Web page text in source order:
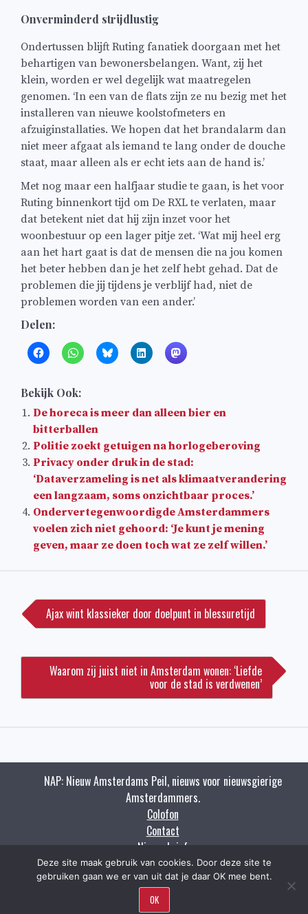
Onverminderd strijdlustig
Ondertussen blijft Ruting fanatiek doorgaan met het
behartigen van bewonersbelangen. Want, zij het
klein, worden er wel degelijk wat maatregelen
genomen. ‘In een van de flats zijn ze nu bezig met het
installeren van nieuwe koolstofmeters en
afzuiginstallaties. We hopen dat het brandalarm dan
niet meer afgaat als iemand te lang onder de douche
staat, maar alleen als er echt iets aan de hand is.’
Met nog maar een halfjaar studie te gaan, is het voor
Ruting binnenkort tijd om De RXL te verlaten, maar
dat betekent niet dat hij zijn inzet voor het
woonbestuur op een lager pitje zet. ‘Wat mij heel erg
aan het hart gaat is dat de mensen die na jou komen
het beter hebben dan je het zelf hebt gehad. Dat de
problemen die jij tijdens je verblijf had, niet de
problemen worden van een ander.’
Delen:
Bekijk Ook:
De horeca is meer dan alleen bier en
bitterballen
Politie zoekt getuigen na horlogeberoving
Privacy onder druk in de stad:
‘Dataverzameling is net als klimaatverandering
een langzaam, soms onzichtbaar proces.’
Ondervertegenwoordigde Amsterdammers
voelen zich niet gehoord: ‘Je kunt je mening
geven, maar ze doen toch wat ze zelf willen.’
navigatie
Ajax wint klassieker door doelpunt in blessuretijd
Waarom zij juist niet in Amsterdam wonen: ‘Liefde
voor de stad is verdwenen’
NAP: Nieuw Amsterdams Peil, nieuws voor nieuwsgierige
Amsterdammers.
Colofon
Contact
Nieuwsbrief
Zoeken
Copyright napnieuws.nl 2009 - 2021.
Deze site maak gebruik van cookies. Door deze site te
gebruiken gaan we er van uit dat je daar OK mee bent.
OK